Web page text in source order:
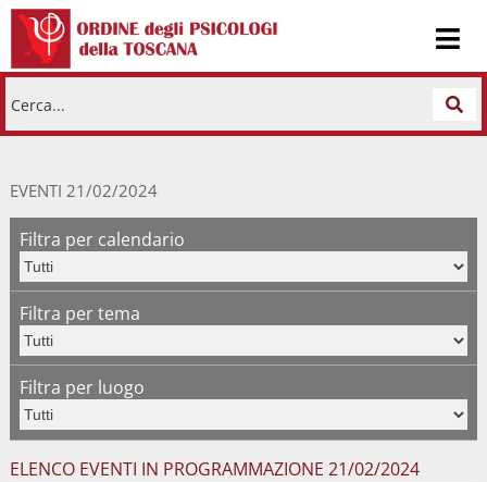
Cerca...
EVENTI 21/02/2024
Filtra per calendario
Filtra per tema
Filtra per luogo
ELENCO EVENTI IN PROGRAMMAZIONE 21/02/2024